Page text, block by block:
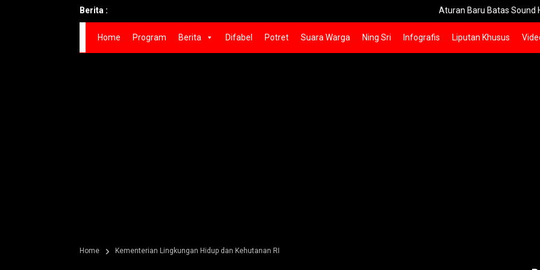
Berita : Aturan Baru Batas Sound Horeg
Home Program Berita Difabel Potret Suara Warga Ning Sri Infografis Liputan Khusus
Home Kementerian Lingkungan Hidup dan Kehutanan RI